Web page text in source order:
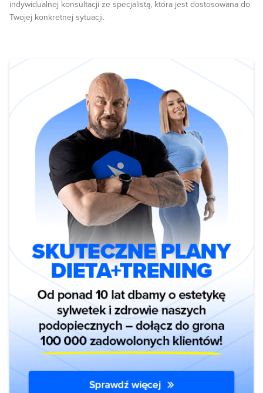
indywidualnej konsultacji ze specjalistą, która jest dostosowana do
Twojej konkretnej sytuacji.